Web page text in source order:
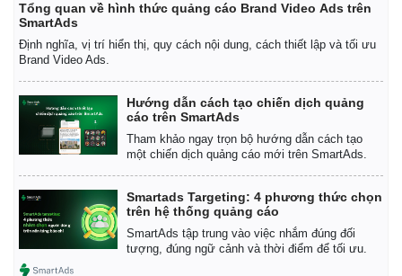
Tổng quan về hình thức quảng cáo Brand Video Ads trên
SmartAds
Định nghĩa, vị trí hiển thị, quy cách nội dung, cách thiết lập và tối ưu
Brand Video Ads.
Hướng dẫn cách tạo chiến dịch quảng
cáo trên SmartAds
Tham khảo ngay trọn bộ hướng dẫn cách tạo
một chiến dịch quảng cáo mới trên SmartAds.
Smartads Targeting: 4 phương thức chọn
trên hệ thống quảng cáo
SmartAds tập trung vào việc nhắm đúng đối
tượng, đúng ngữ cảnh và thời điểm để tối ưu.